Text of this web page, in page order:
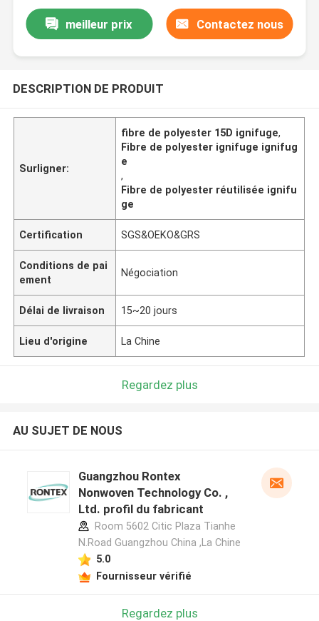
meilleur prix Contactez nous
DESCRIPTION DE PRODUIT
Surligner:
fibre de polyester 15D ignifuge,
Fibre de polyester ignifuge ignifug
e
,
Fibre de polyester réutilisée ignifu
ge
Certification SGS&OEKO&GRS
Conditions de pai
ement
Négociation
Délai de livraison 15~20 jours
Lieu d'origine La Chine
Regardez plus
AU SUJET DE NOUS
Guangzhou Rontex
Nonwoven Technology Co. ,
Ltd. profil du fabricant
Room 5602 Citic Plaza Tianhe
N.Road Guangzhou China ,La Chine
5.0
Fournisseur vérifié
Regardez plus